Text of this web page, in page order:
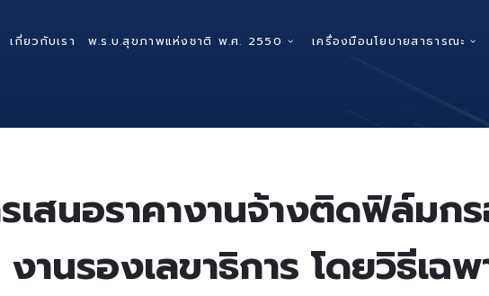
เกี่ยวกับเรา พ.ร.บ.สุขภาพแห่งชาติ พ.ศ. 2550 เครื่องมือนโยบายสาธารณะ
รเสนอราคางานจ้างติดฟิล์ม
งานรองเลขาธิการ โดยวิธีเฉพ